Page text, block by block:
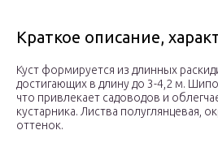
Краткое описание,
Куст формируется из длинных
достигающих в длину до 3-4,2 м.
что привлекает садоводов и
кустарника. Листва полуглянцевая,
оттенок.